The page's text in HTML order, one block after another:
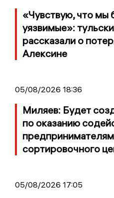
«Чувствую, что мы
уязвимые»:
рассказали о
Алексине
05/08/2026 18:36
Миляев: Будет
по оказанию
сортировочного
05/08/2026 17:05